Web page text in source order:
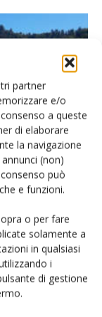
partner
e/o
a queste
di elaborare
la navigazione
(non)
può
e funzioni.
o per fare
solamente a
in qualsiasi
i
di gestione
varietale